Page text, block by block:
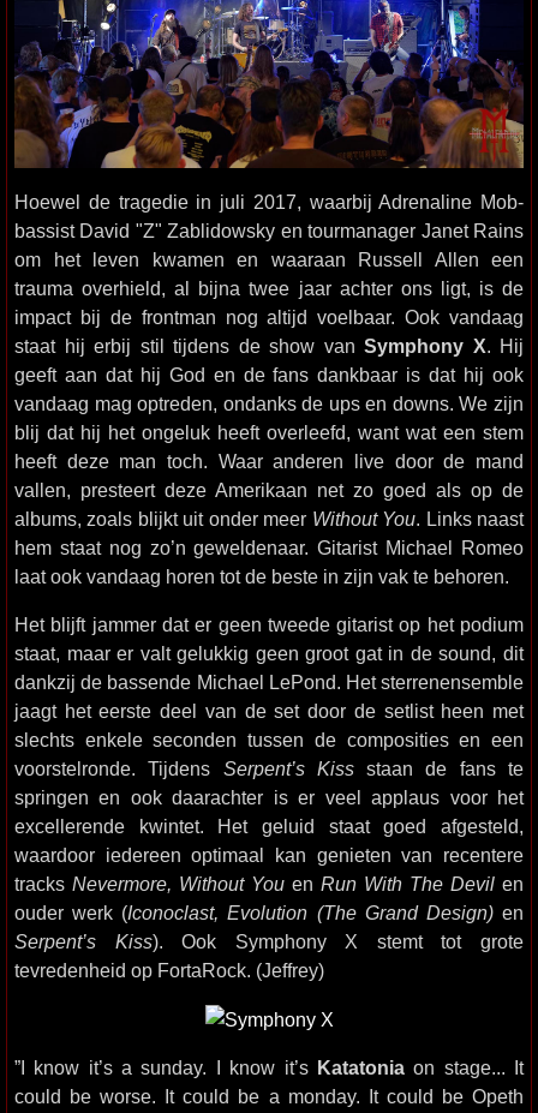
Hoewel de tragedie in juli 2017, waarbij Adrenaline Mob-
bassist David "Z" Zablidowsky en tourmanager Janet Rains
om het leven kwamen en waaraan Russell Allen een
trauma overhield, al bijna twee jaar achter ons ligt, is de
impact bij de frontman nog altijd voelbaar. Ook vandaag
staat hij erbij stil tijdens de show van Symphony X. Hij
geeft aan dat hij God en de fans dankbaar is dat hij ook
vandaag mag optreden, ondanks de ups en downs. We zijn
blij dat hij het ongeluk heeft overleefd, want wat een stem
heeft deze man toch. Waar anderen live door de mand
vallen, presteert deze Amerikaan net zo goed als op de
albums, zoals blijkt uit onder meer Without You. Links naast
hem staat nog zo’n geweldenaar. Gitarist Michael Romeo
laat ook vandaag horen tot de beste in zijn vak te behoren.
Het blijft jammer dat er geen tweede gitarist op het podium
staat, maar er valt gelukkig geen groot gat in de sound, dit
dankzij de bassende Michael LePond. Het sterrenensemble
jaagt het eerste deel van de set door de setlist heen met
slechts enkele seconden tussen de composities en een
voorstelronde. Tijdens Serpent’s Kissstaan de fans te
springen en ook daarachter is er veel applaus voor het
excellerende kwintet. Het geluid staat goed afgesteld,
waardoor iedereen optimaal kan genieten van recentere
tracks Nevermore, Without You en Run With The Devil en
ouder werk (Iconoclast, Evolution (The Grand Design)en
Serpent’s Kiss). Ook Symphony X stemt tot grote
tevredenheid op FortaRock. (Jeffrey)
”I know it’s a sunday. I know it’s Katatoniaon stage... It
could be worse. It could be a monday. It could be Opeth